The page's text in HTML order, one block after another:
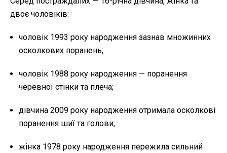
двоє чоловіків:
чоловік 1993 року народження зазнав множинних
осколкових поранень;
чоловік 1988 року народження — поранення
черевної стінки та плеча;
дівчина 2009 року народження отримала осколкові
поранення шиї та голови;
жінка 1978 року народження пережила сильний